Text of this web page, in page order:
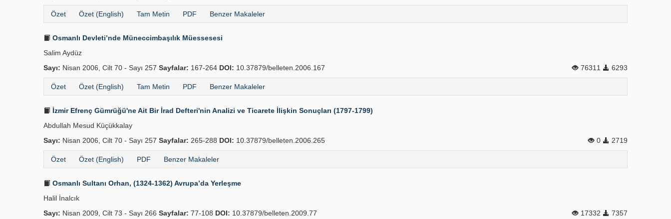
Özet Özet (English) Tam Metin PDF Benzer Makaleler
Osmanlı Devleti’nde Müneccimbaşılık Müessesesi
Salim Aydüz
Sayı: Nisan 2006, Cilt 70 - Sayı 257 Sayfalar: 167-264 DOI: 10.37879/belleten.2006.167 76311 6293
Özet Özet (English) Tam Metin PDF Benzer Makaleler
İzmir Efrenç Gümrüğü'ne Ait Bir İrad Defteri'nin Analizi ve Ticarete İlişkin Sonuçları (1797-1799)
Abdullah Mesud Küçükkalay
Sayı: Nisan 2006, Cilt 70 - Sayı 257 Sayfalar: 265-288 DOI: 10.37879/belleten.2006.265 0 2719
Özet Özet (English) PDF Benzer Makaleler
Osmanlı Sultanı Orhan, (1324-1362) Avrupa’da Yerleşme
Halil İnalcık
Sayı: Nisan 2009, Cilt 73 - Sayı 266 Sayfalar: 77-108 DOI: 10.37879/belleten.2009.77 17332 7357